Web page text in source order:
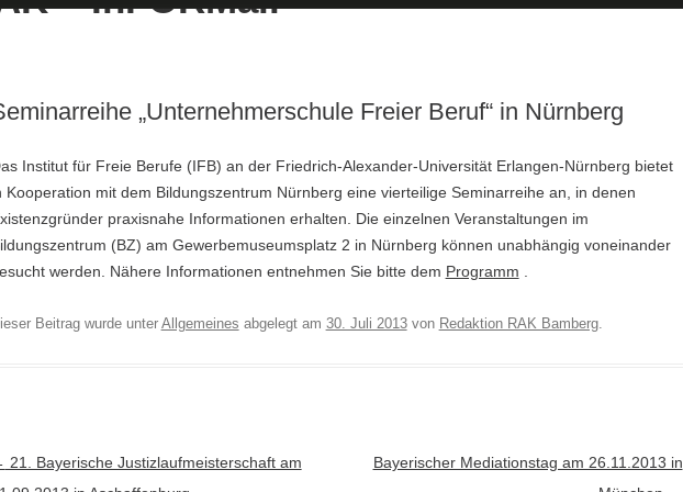
„Unternehmerschule Freier Beruf“ in Nürnberg
Institut für Freie Berufe (IFB) an der Friedrich-Alexander-Universität Erlangen-Nürnberg bietet
Kooperation mit dem Bildungszentrum Nürnberg eine vierteilige Seminarreihe an, in denen
praxisnahe Informationen erhalten. Die einzelnen Veranstaltungen im
(BZ) am Gewerbemuseumsplatz 2 in Nürnberg können unabhängig voneinander
werden. Nähere Informationen entnehmen Sie bitte dem Programm
Beitrag wurde unterAllgemeines abgelegt am 30. Juli 2013von Redaktion RAK Bamberg.
Navigation
21. Bayerische Justizlaufmeisterschaft am
Bayerischer Mediationstag am 26.11.2013 in